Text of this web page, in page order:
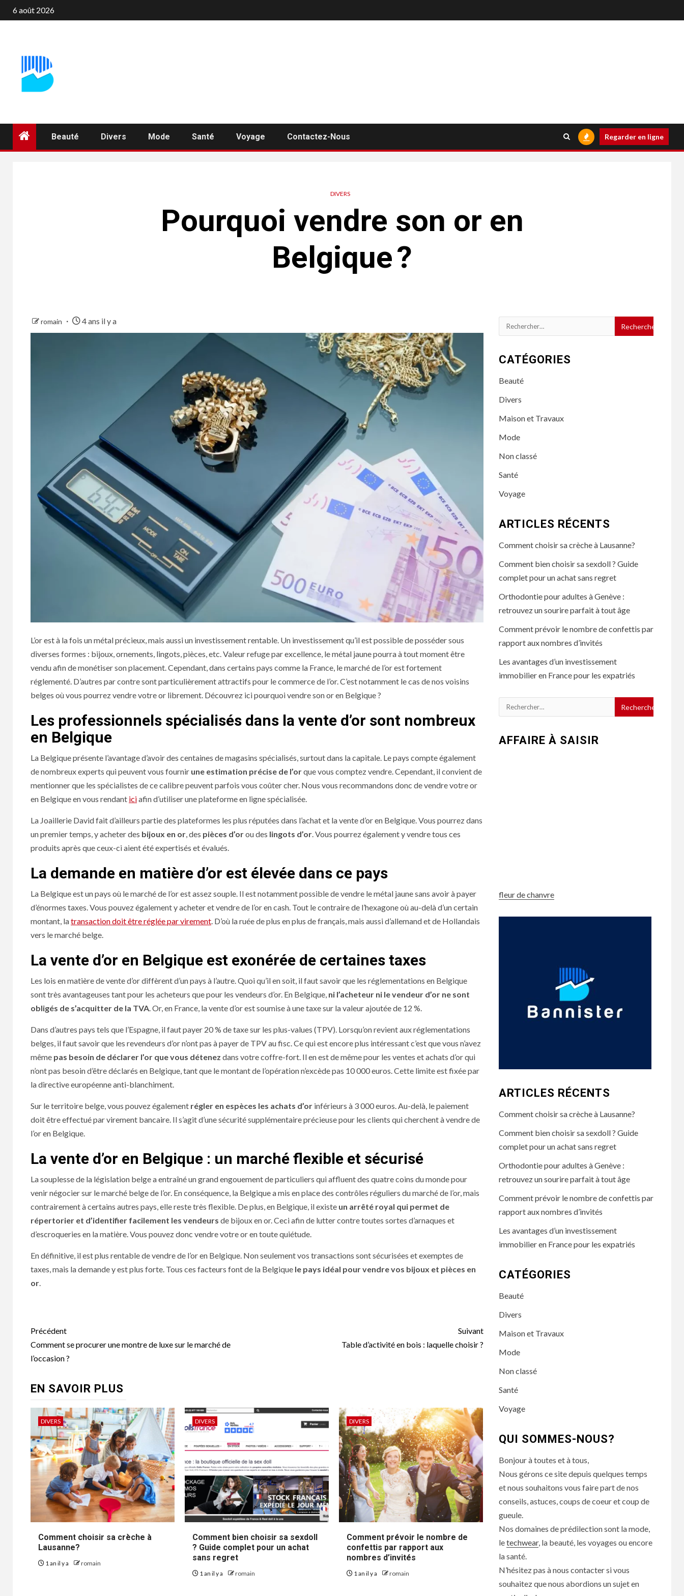
Aller
au
6 août 2026
Beauté Divers Mode Santé Voyage Contactez-Nous Regarder en ligne
DIVERS
Pourquoi vendre son or en
Belgique ?
romain 4 ans il y a
L’or est à la fois un métal précieux, mais aussi un investissement rentable. Un investissement qu’il est possible de posséder sous
diverses formes : bijoux, ornements, lingots, pièces, etc. Valeur refuge par excellence, le métal jaune pourra à tout moment être
vendu afin de monétiser son placement. Cependant, dans certains pays comme la France, le marché de l’or est fortement
réglementé. D’autres par contre sont particulièrement attractifs pour le commerce de l’or. C’est notamment le cas de nos voisins
belges où vous pourrez vendre votre or librement. Découvrez ici pourquoi vendre son or en Belgique ?
Les professionnels spécialisés dans la vente d’or sont nombreux
en Belgique
La Belgique présente l’avantage d’avoir des centaines de magasins spécialisés, surtout dans la capitale. Le pays compte également
de nombreux experts qui peuvent vous fournir une estimation précise de l’orque vous comptez vendre. Cependant, il convient de
mentionner que les spécialistes de ce calibre peuvent parfois vous coûter cher. Nous vous recommandons donc de vendre votre or
en Belgique en vous rendant iciafin d’utiliser une plateforme en ligne spécialisée.
La Joaillerie David fait d’ailleurs partie des plateformes les plus réputées dans l’achat et la vente d’or en Belgique. Vous pourrez dans
un premier temps, y acheter des bijoux en or, des pièces d’orou des lingots d’or. Vous pourrez également y vendre tous ces
produits après que ceux-ci aient été expertisés et évalués.
La demande en matière d’or est élevée dans ce pays
La Belgique est un pays où le marché de l’or est assez souple. Il est notamment possible de vendre le métal jaune sans avoir à payer
d’énormes taxes. Vous pouvez également y acheter et vendre de l’or en cash. Tout le contraire de l’hexagone où au-delà d’un certain
montant, latransaction doit être réglée par virement. D’où la ruée de plus en plus de français, mais aussi d’allemand et de Hollandais
vers le marché belge.
La vente d’or en Belgique est exonérée de certaines taxes
Les lois en matière de vente d’or diffèrent d’un pays à l’autre. Quoi qu’il en soit, il faut savoir que les réglementations en Belgique
sont très avantageuses tant pour les acheteurs que pour les vendeurs d’or. En Belgique, ni l’acheteur ni le vendeur d’or ne sont
obligés de s’acquitter de la TVA. Or, en France, la vente d’or est soumise à une taxe sur la valeur ajoutée de 12 %.
Dans d’autres pays tels que l’Espagne, il faut payer 20 % de taxe sur les plus-values (TPV). Lorsqu’on revient aux réglementations
belges, il faut savoir que les revendeurs d’or n’ont pas à payer de TPV au fisc. Ce qui est encore plus intéressant c’est que vous n’avez
même pas besoin de déclarer l’or que vous détenez dans votre coffre-fort. Il en est de même pour les ventes et achats d’or qui
n’ont pas besoin d’être déclarés en Belgique, tant que le montant de l’opération n’excède pas 10 000 euros. Cette limite est fixée par
la directive européenne anti-blanchiment.
Sur le territoire belge, vous pouvez également régler en espèces les achats d’or inférieurs à 3 000 euros. Au-delà, le paiement
doit être effectué par virement bancaire. Il s’agit d’une sécurité supplémentaire précieuse pour les clients qui cherchent à vendre de
l’or en Belgique.
La vente d’or en Belgique : un marché flexible et sécurisé
La souplesse de la législation belge a entraîné un grand engouement de particuliers qui affluent des quatre coins du monde pour
venir négocier sur le marché belge de l’or. En conséquence, la Belgique a mis en place des contrôles réguliers du marché de l’or, mais
contrairement à certains autres pays, elle reste très flexible. De plus, en Belgique, il existe un arrêté royal qui permet de
répertorier et d’identifier facilement les vendeurs de bijoux en or. Ceci afin de lutter contre toutes sortes d’arnaques et
d’escroqueries en la matière. Vous pouvez donc vendre votre or en toute quiétude.
En définitive, il est plus rentable de vendre de l’or en Belgique. Non seulement vos transactions sont sécurisées et exemptes de
taxes, mais la demande y est plus forte. Tous ces facteurs font de la Belgique le pays idéal pour vendre vos bijoux et pièces en
or.
Navigation
d’article
Précédent
Comment se procurer une montre de luxe sur le marché de
l’occasion ?
Suivant
Table d’activité en bois : laquelle choisir ?
EN SAVOIR PLUS
DIVERS
Comment choisir sa crèche à
Lausanne?
1 an il y a romain
DIVERS
Comment bien choisir sa sexdoll
? Guide complet pour un achat
sans regret
1 an il y a romain
DIVERS
Comment prévoir le nombre de
confettis par rapport aux
nombres d’invités
1 an il y a romain
Rechercher :
CATÉGORIES
Beauté
Divers
Maison et Travaux
Mode
Non classé
Santé
Voyage
ARTICLES RÉCENTS
Comment choisir sa crèche à Lausanne?
Comment bien choisir sa sexdoll ? Guide
complet pour un achat sans regret
Orthodontie pour adultes à Genève :
retrouvez un sourire parfait à tout âge
Comment prévoir le nombre de confettis par
rapport aux nombres d’invités
Les avantages d’un investissement
immobilier en France pour les expatriés
Rechercher :
AFFAIRE À SAISIR
fleur de chanvre
ARTICLES RÉCENTS
Comment choisir sa crèche à Lausanne?
Comment bien choisir sa sexdoll ? Guide
complet pour un achat sans regret
Orthodontie pour adultes à Genève :
retrouvez un sourire parfait à tout âge
Comment prévoir le nombre de confettis par
rapport aux nombres d’invités
Les avantages d’un investissement
immobilier en France pour les expatriés
CATÉGORIES
Beauté
Divers
Maison et Travaux
Mode
Non classé
Santé
Voyage
QUI SOMMES-NOUS?
Bonjour à toutes et à tous,
Nous gérons ce site depuis quelques temps
et nous souhaitons vous faire part de nos
conseils, astuces, coups de coeur et coup de
gueule.
Nos domaines de prédilection sont la mode,
letechwear, la beauté, les voyages ou encore
la santé.
N’hésitez pas à nous contacter si vous
souhaitez que nous abordions un sujet en